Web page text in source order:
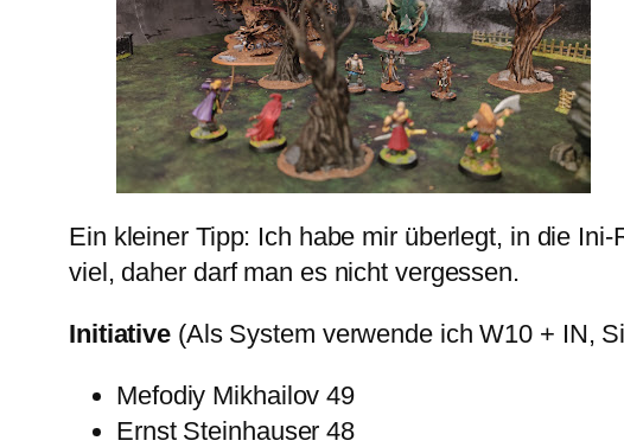
Ein kleiner Tipp: Ich habe mir überlegt, in die
viel, daher darf man es nicht vergessen.
Initiative (Als System verwende ich W10 + IN,
Mefodiy Mikhailov 49
Ernst Steinhauser 48